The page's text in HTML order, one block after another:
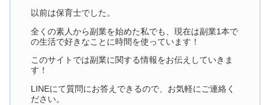
以前は保育士でした。
全くの素人から副業を始めた私でも、現在は副業1本で
の生活で好きなことに時間を使っています！
このサイトでは副業に関する情報をお伝えしていきま
す！
LINEにて質問にお答えできるので、お気軽にご連絡く
ださい。